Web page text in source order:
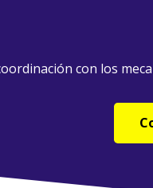
con los